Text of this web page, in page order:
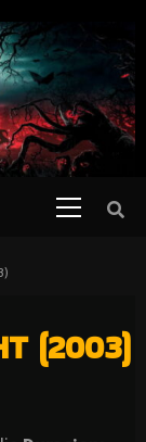
(2003)